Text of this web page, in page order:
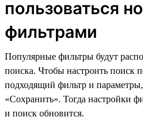
пользоваться
фильтрами
Популярные фильтры будут
поиска. Чтобы настроить поиск
подходящий фильтр и
«Сохранить». Тогда настройки
и поиск обновится.